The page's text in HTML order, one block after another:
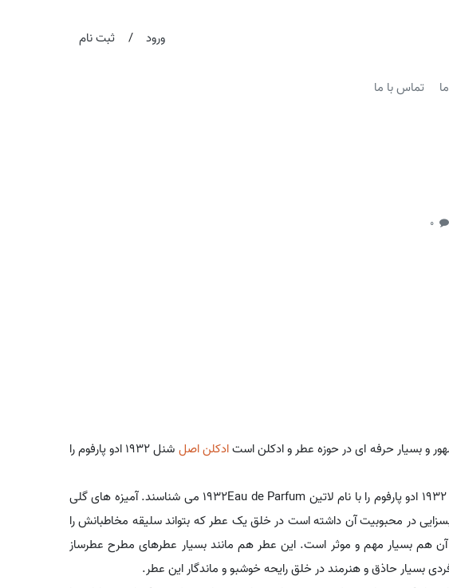
ورود / ثبت نام
تماس با ما
0
و بسیار حرفه ای در حوزه عطر و ادکلن استادکلن اصل
شنل 1932 ادو پارفوم را
برند شنل متعلق به کشور فرانسه است. برخی شنل 1932 ادو پارفوم را با نام لاتین 1932Eau de Parfum می شناسند. آمیزه های گلی
در محبوبیت آن داشته است در خلق یک عطر که بتواند سلیقه مخاطبانش را
هم بسیار مهم و موثر است. این عطر هم مانند بسیار عطرهای مطرح عطرساز
بسیار حاذق و هنرمند در خلق رایحه خوشبو و ماندگار این عطر.